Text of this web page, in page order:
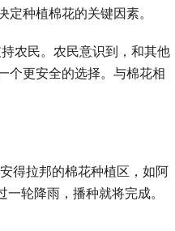
种植棉花的关键因素。
农民。农民意识到，和其他
个更安全的选择。与棉花相
得拉邦的棉花种植区，如阿
轮降雨，播种就将完成。